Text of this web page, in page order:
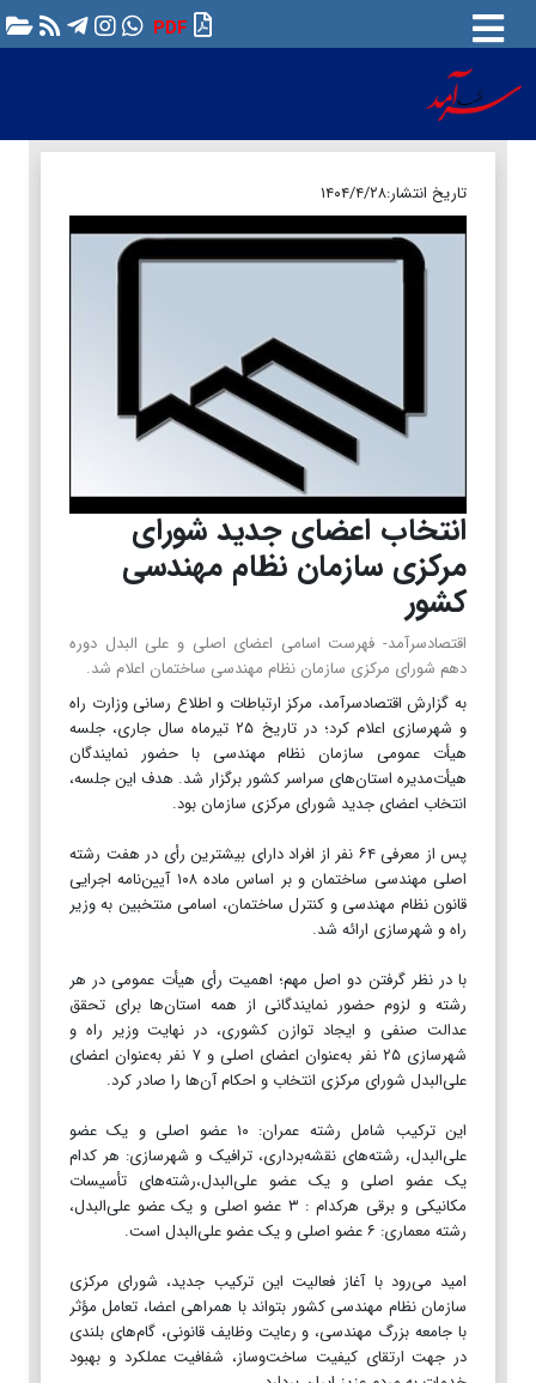
PDF
تاریخ انتشار:۱۴۰۴/۴/۲۸
انتخاب اعضای جدید شورای
مرکزی سازمان نظام مهندسی
کشور
اقتصادسرآمد- فهرست اسامی اعضای اصلی و علی البدل دوره
دهم شورای مرکزی سازمان نظام مهندسی ساختمان اعلام شد.
به گزارش اقتصادسرآمد، مرکز ارتباطات و اطلاع رسانی وزارت راه
و شهرسازی اعلام کرد؛ در تاریخ ۲۵ تیرماه سال جاری، جلسه
هیأت عمومی سازمان نظام مهندسی با حضور نمایندگان
هیأت‌مدیره استان‌های سراسر کشور برگزار شد. هدف این جلسه،
انتخاب اعضای جدید شورای مرکزی سازمان بود.
پس از معرفی ۶۴ نفر از افراد دارای بیشترین رأی در هفت رشته
اصلی مهندسی ساختمان و بر اساس ماده ۱۰۸ آیین‌نامه اجرایی
قانون نظام مهندسی و کنترل ساختمان، اسامی منتخبین به وزیر
راه و شهرسازی ارائه شد.
با در نظر گرفتن دو اصل مهم؛ اهمیت رأی هیأت عمومی در هر
رشته و لزوم حضور نمایندگانی از همه استان‌ها برای تحقق
عدالت صنفی و ایجاد توازن کشوری، در نهایت وزیر راه و
شهرسازی ۲۵ نفر به‌عنوان اعضای اصلی و ۷ نفر به‌عنوان اعضای
علی‌البدل شورای مرکزی انتخاب و احکام آن‌ها را صادر کرد.
این ترکیب شامل رشته عمران: ۱۰ عضو اصلی و یک عضو
علی‌البدل، رشته‌های نقشه‌برداری، ترافیک و شهرسازی: هر کدام
یک عضو اصلی و یک عضو علی‌البدل،رشته‌های تأسیسات
مکانیکی و برقی هرکدام : ۳ عضو اصلی و یک عضو علی‌البدل،
رشته معماری: ۶ عضو اصلی و یک عضو علی‌البدل است.
امید می‌رود با آغاز فعالیت این ترکیب جدید، شورای مرکزی
سازمان نظام مهندسی کشور بتواند با همراهی اعضا، تعامل مؤثر
با جامعه بزرگ مهندسی، و رعایت وظایف قانونی، گام‌های بلندی
در جهت ارتقای کیفیت ساخت‌وساز، شفافیت عملکرد و بهبود